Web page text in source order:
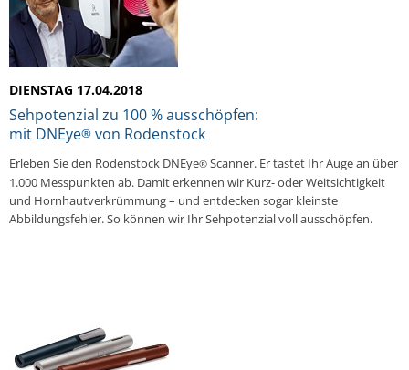
DIENSTAG 17.04.2018
Sehpotenzial zu 100 % ausschöpfen:
mit DNEye® von Rodenstock
Erleben Sie den Rodenstock DNEye® Scanner. Er tastet Ihr Auge an über
1.000 Messpunkten ab. Damit erkennen wir Kurz- oder Weitsichtigkeit
und Hornhautverkrümmung – und entdecken sogar kleinste
Abbildungsfehler. So können wir Ihr Sehpotenzial voll ausschöpfen.